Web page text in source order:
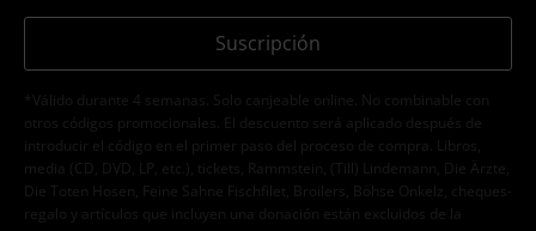
Suscripción
*Válido durante 4 semanas. Solo canjeable online. No combinable con
otros códigos promocionales. El descuento será aplicado después de
introducir el código en el primer paso del proceso de compra. Libros,
media (CD, DVD, LP, etc.), tickets, Rammstein, (Till) Lindemann, Die Ärzte,
Die Toten Hosen, Feine Sahne Fischfilet, Broilers, Böhse Onkelz, cheques-
regalo y artículos que incluyen una donación están excluidos de la